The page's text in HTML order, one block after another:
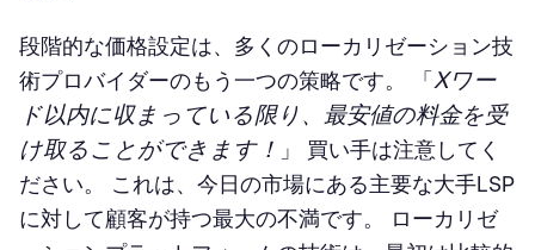
段階的な価格設定は、多くのローカリゼーション技
術プロバイダーのもう一つの策略です。 「 Xワー
ド以内に収まっている限り、最安値の料金を受
け取ることができます！ 」 買い手は注意してく
ださい。 これは、今日の市場にある主要な大手LSP
に対して顧客が持つ最大の不満です。 ローカリゼ